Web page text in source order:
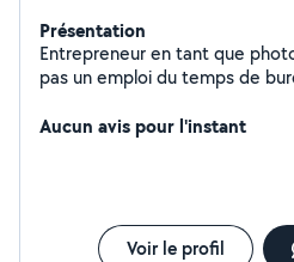
Présentation
Entrepreneur en tant que
pas un emploi du temps de
principale. Que ce soit en aide
Aucun avis pour l'instant
Voir le profil